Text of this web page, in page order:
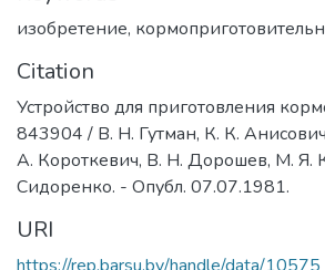
изобретение,
Citation
Устройство для приготовления
843904 / В. Н. Гутман, К. К.
А. Короткевич, В. Н. Дорошев, М. Я.
Сидоренко. - Опубл. 07.07.1981.
URI